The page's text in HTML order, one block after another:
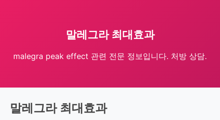
말레그라 최대효과
malegra peak effect 관련 전문 정보입니다. 처방 상담.
말레그라 최대효과